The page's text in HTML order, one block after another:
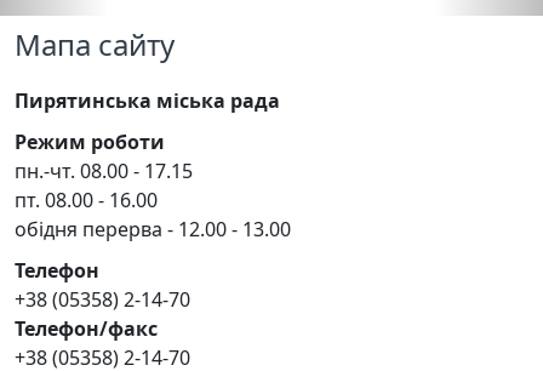
Мапа сайту
Пирятинська міська рада
Режим роботи
пн.-чт. 08.00 - 17.15
пт. 08.00 - 16.00
обідня перерва - 12.00 - 13.00
Телефон
+38 (05358) 2-14-70
Телефон/факс
+38 (05358) 2-14-70